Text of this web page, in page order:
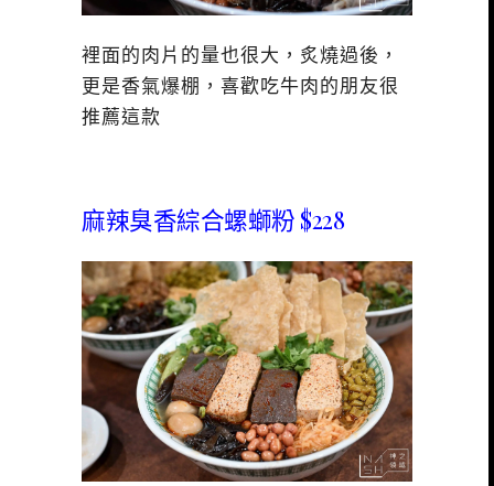
裡面的肉片的量也很大，炙燒過後，
更是香氣爆棚，喜歡吃牛肉的朋友很
推薦這款
麻辣臭香綜合螺螄粉 $228